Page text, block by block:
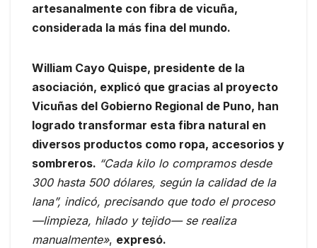
artesanalmente con fibra de vicuña,
considerada la más fina del mundo.
William Cayo Quispe, presidente de la
asociación, explicó que gracias al proyecto
Vicuñas del Gobierno Regional de Puno, han
logrado transformar esta fibra natural en
diversos productos como ropa, accesorios y
sombreros. “Cada kilo lo compramos desde
300 hasta 500 dólares, según la calidad de la
lana”, indicó, precisando que todo el proceso
—limpieza, hilado y tejido— se realiza
manualmente», expresó.